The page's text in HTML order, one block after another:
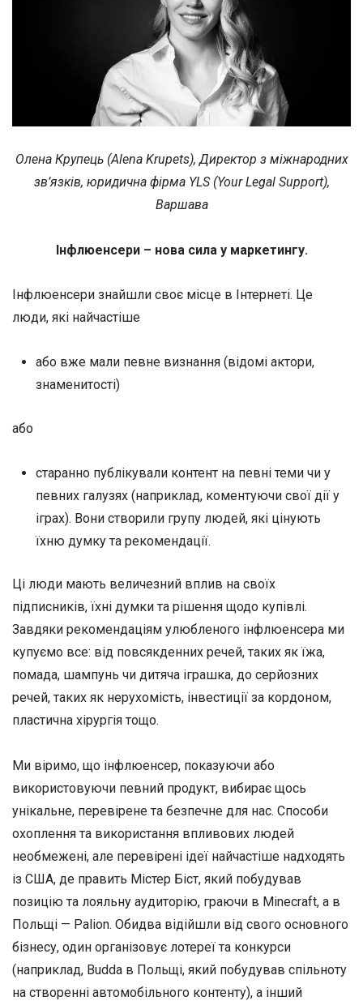
Олена Крупець (Alena Krupets), Директор з міжнародних
зв’язків, юридична фірма YLS (Your Legal Support),
Варшава
Інфлюенсери – нова сила у маркетингу.
Інфлюенсери знайшли своє місце в Інтернеті. Це
люди, які найчастіше
або вже мали певне визнання (відомі актори,
знаменитості)
або
старанно публікували контент на певні теми чи у
певних галузях (наприклад, коментуючи свої дії у
іграх). Вони створили групу людей, які цінують
їхню думку та рекомендації.
Ці люди мають величезний вплив на своїх
підписників, їхні думки та рішення щодо купівлі.
Завдяки рекомендаціям улюбленого інфлюенсера ми
купуємо все: від повсякденних речей, таких як їжа,
помада, шампунь чи дитяча іграшка, до серйозних
речей, таких як нерухомість, інвестиції за кордоном,
пластична хірургія тощо.
Ми віримо, що інфлюенсер, показуючи або
використовуючи певний продукт, вибирає щось
унікальне, перевірене та безпечне для нас. Способи
охоплення та використання впливових людей
необмежені, але перевірені ідеї найчастіше надходять
із США, де править Містер Біст, який побудував
позицію та лояльну аудиторію, граючи в Minecraft, а в
Польщі — Palion. Обидва відійшли від свого основного
бізнесу, один організовує лотереї та конкурси
(наприклад, Budda в Польщі, який побудував спільноту
на створенні автомобільного контенту), а інший